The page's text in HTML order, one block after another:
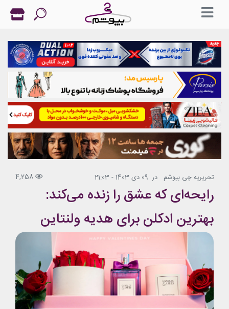
تحریریه چی بپوشم در 09 دی 1403 - 21:03 4,258
رایحه‌ای که عشق را زنده می‌کند:
بهترین ادکلن برای هدیه ولنتاین